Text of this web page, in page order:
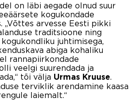
on läbi aegade olnud suur
kogukondade
„Võttes arvesse Eesti pikki
traditsioone ning
juhtimisega,
abiga kohaliku
rannapiirkondade
veelgi suurendada ja
tõi välja Urmas Kruuse.
terviklik arendamine kaasa
laiemalt.“